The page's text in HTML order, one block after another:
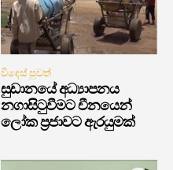
විදෙස් පුවත්
සුඩානයේ අධ්‍යාපනය
නගාසිටුවීමට චීනයෙන්
ලෝක ප්‍රජාවට ඇරයුමක්